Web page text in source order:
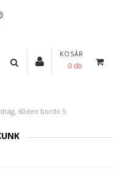
KOSÁR
0 db
60den bordó 5